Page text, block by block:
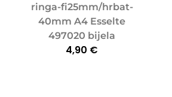
ringa-fi25mm/hrbat-
40mm A4 Esselte
497020 bijela
4,90 €